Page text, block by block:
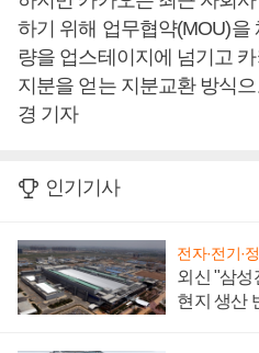
하기 위해 업무협약(MOU)을
량을 업스테이지에 넘기고
지분을 얻는 지분교환 방식
경 기자
인기기사
전자·전기·
외신 "삼성
현지 생산